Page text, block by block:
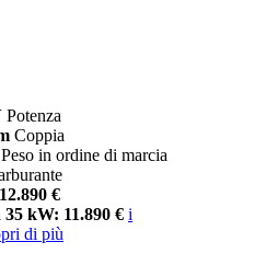
Potenza
Coppia
Peso in ordine di marcia
€
kW: 11.890 € i
di più